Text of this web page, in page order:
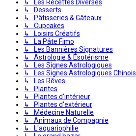
↳ Les Recettes Diverses
↳ Desserts
↳ Pâtisseries & Gâteaux
↳ Cupcakes
↳ Loisirs Créatifs
↳ La Pâte Fimo
↳ Les Bannières Signatures
↳ Astrologie & Ésotérisme
↳ Les Signes Astrologiques
↳ Les Signes Astrologiques Chinois
↳ Les Rêves
↳ Plantes
↳ Plantes d'intérieur
↳ Plantes d'extérieur
↳ Médecine Naturelle
↳ Animaux de Compagnie
↳ L'aquariophilie